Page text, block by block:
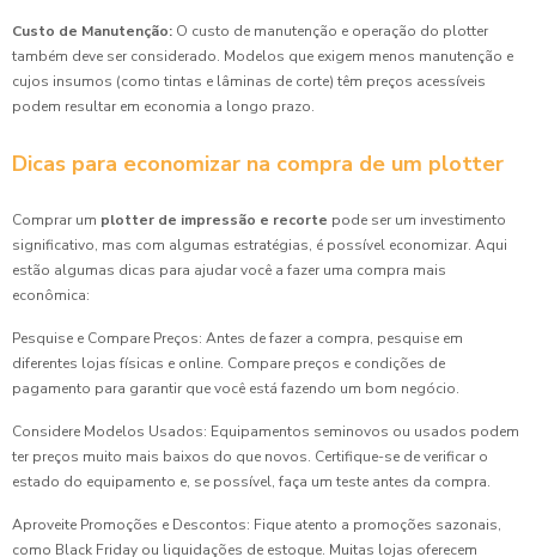
Custo de Manutenção: O custo de manutenção e operação do plotter
também deve ser considerado. Modelos que exigem menos manutenção e
cujos insumos (como tintas e lâminas de corte) têm preços acessíveis
podem resultar em economia a longo prazo.
Dicas para economizar na compra de um plotter
Comprar um plotter de impressão e recorte pode ser um investimento
significativo, mas com algumas estratégias, é possível economizar. Aqui
estão algumas dicas para ajudar você a fazer uma compra mais
econômica:
Pesquise e Compare Preços: Antes de fazer a compra, pesquise em
diferentes lojas físicas e online. Compare preços e condições de
pagamento para garantir que você está fazendo um bom negócio.
Considere Modelos Usados: Equipamentos seminovos ou usados podem
ter preços muito mais baixos do que novos. Certifique-se de verificar o
estado do equipamento e, se possível, faça um teste antes da compra.
Aproveite Promoções e Descontos: Fique atento a promoções sazonais,
como Black Friday ou liquidações de estoque. Muitas lojas oferecem